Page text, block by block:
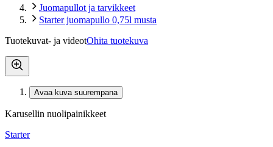
Juomapullot ja tarvikkeet
Starter juomapullo 0,75l musta
Tuotekuvat- ja videotOhita tuotekuva
Avaa kuva suurempana
Karusellin nuolipainikkeet
Starter